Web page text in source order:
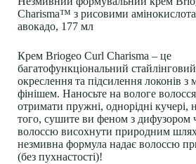
Charisma™ з рисовими
авокадо, 177 мл
Крем Briogeo Curl Charisma – це
багатофункціональний
окреслення та підсилення локонів з
фінішем. Наносьте на вологе
отримати пружні, однорідні кучері,
того, сушите ви феном з дифузором
волоссю висохнути природним
незмивна формула надає волоссю
(без пухнастості)!